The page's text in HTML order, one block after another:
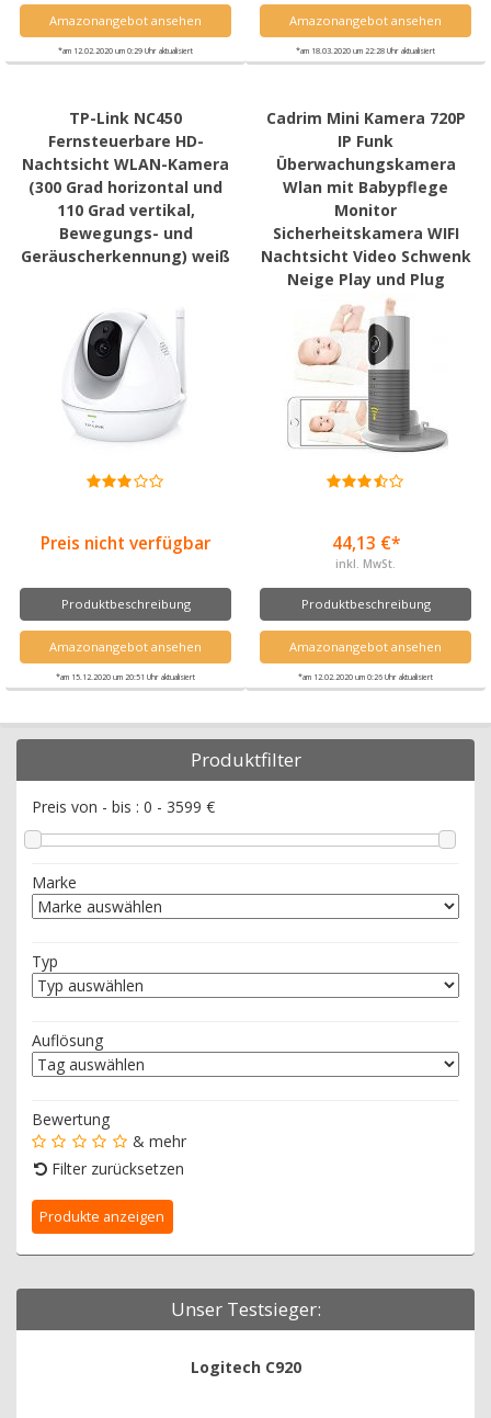
Amazonangebot ansehen
*am 12.02.2020 um 0:29 Uhr aktualisiert
Amazonangebot ansehen
*am 18.03.2020 um 22:28 Uhr aktualisiert
TP-Link NC450
Fernsteuerbare HD-
Nachtsicht WLAN-Kamera
(300 Grad horizontal und
110 Grad vertikal,
Bewegungs- und
Geräuscherkennung) weiß
Preis nicht verfügbar
Produktbeschreibung
Amazonangebot ansehen
*am 15.12.2020 um 20:51 Uhr aktualisiert
Cadrim Mini Kamera 720P
IP Funk
Überwachungskamera
Wlan mit Babypflege
Monitor
Sicherheitskamera WIFI
Nachtsicht Video Schwenk
Neige Play und Plug
44,13 €*
inkl. MwSt.
Produktbeschreibung
Amazonangebot ansehen
*am 12.02.2020 um 0:26 Uhr aktualisiert
Produktfilter
Preis von - bis : 0 - 3599 €
Marke
Typ
Auflösung
Bewertung
& mehr
Filter zurücksetzen
Unser Testsieger:
Logitech C920